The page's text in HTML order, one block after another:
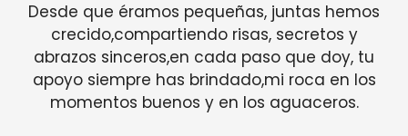
Desde que éramos pequeñas, juntas hemos
crecido,compartiendo risas, secretos y
abrazos sinceros,en cada paso que doy, tu
apoyo siempre has brindado,mi roca en los
momentos buenos y en los aguaceros.